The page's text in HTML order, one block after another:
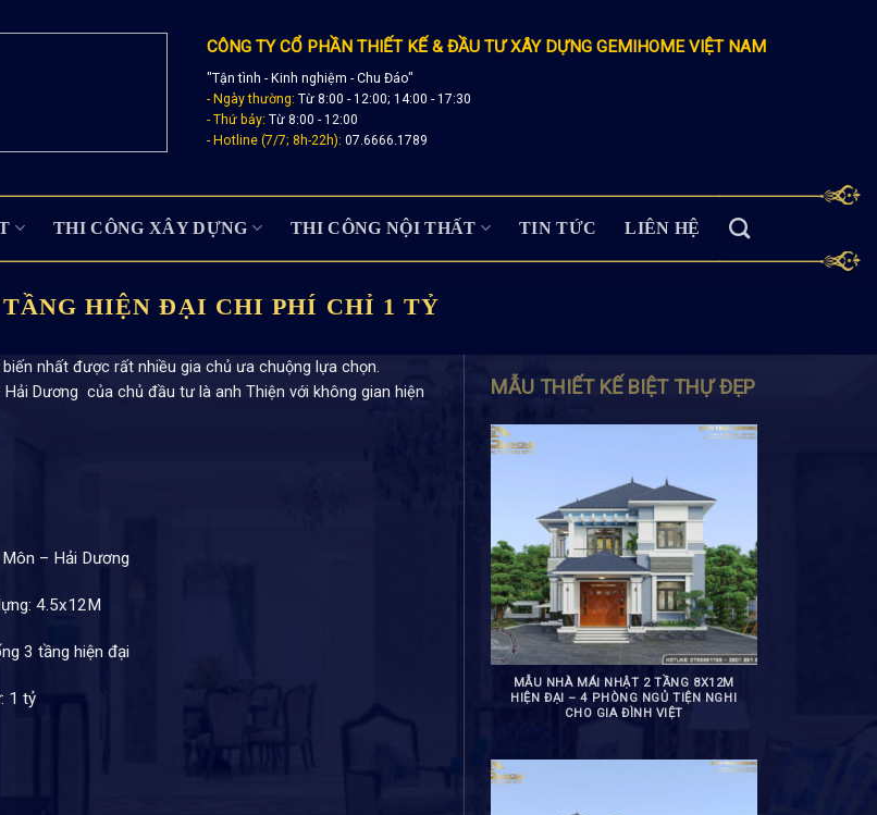
CÔNG TY CỔ PHẦN THIẾT KẾ & ĐẦU TƯ XÂY DỰNG GEMIHOME VIỆT NAM
"Tận tình - Kinh nghiệm - Chu Đáo"
- Ngày thường: Từ 8:00 - 12:00; 14:00 - 17:30
- Thứ bảy: Từ 8:00 - 12:00
- Hotline (7/7; 8h-22h): 07.6666.1789
THI CÔNG XÂY DỰNG THI CÔNG NỘI THẤT TIN TỨC LIÊN HỆ
TẦNG HIỆN ĐẠI CHI PHÍ CHỈ 1 TỶ
MẪU THIẾT KẾ BIỆT THỰ ĐẸP
MẪU NHÀ MÁI NHẬT 2 TẦNG 8X12M
HIỆN ĐẠI – 4 PHÒNG NGỦ TIỆN NGHI
CHO GIA ĐÌNH VIỆT
nhất được rất nhiều gia chủ ưa chuộng lựa chọn.
Dương của chủ đầu tư là anh Thiện với không gian hiện
– Hải Dương
4.5x12M
3 tầng hiện đại
1 tỷ